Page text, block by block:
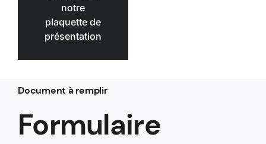
notre
plaquette de
présentation
Document à remplir
Formulaire